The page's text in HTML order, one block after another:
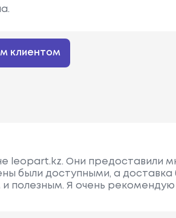
клиентом
leopart.kz. Они предоставили
были доступными, а доставка
полезным. Я очень рекомендую